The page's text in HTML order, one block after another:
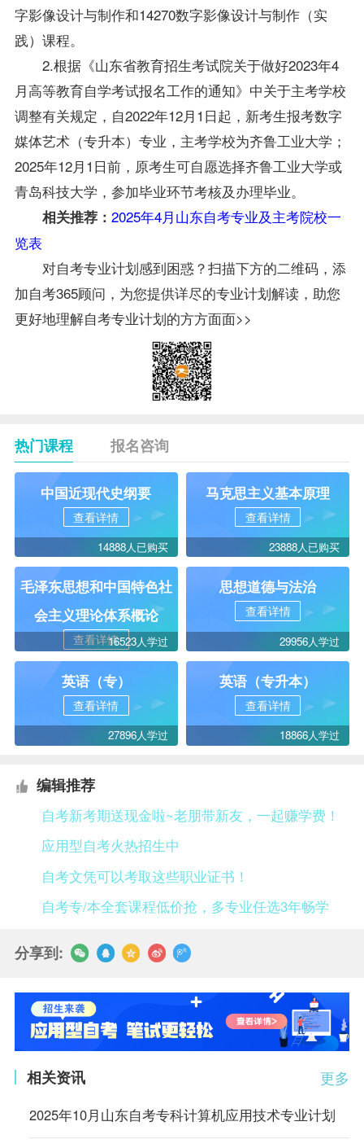
字影像设计与制作和14270数字影像设计与制作（实
践）课程。
2.根据《山东省教育招生考试院关于做好2023年4
月高等教育自学考试报名工作的通知》中关于主考学校
调整有关规定，自2022年12月1日起，新考生报考数字
媒体艺术（专升本）专业，主考学校为齐鲁工业大学；
2025年12月1日前，原考生可自愿选择齐鲁工业大学或
青岛科技大学，参加毕业环节考核及办理毕业。
相关推荐： 2025年4月山东自考专业及主考院校一
览表
对自考专业计划感到困惑？扫描下方的二维码，添
加自考365顾问，为您提供详尽的专业计划解读，助您
更好地理解自考专业计划的方方面面>>
热门课程 报名咨询
中国近现代史纲要
查看详情
14888人已购买
马克思主义基本原理
查看详情
23888人已购买
毛泽东思想和中国特色社
会主义理论体系概论
查看详情16523人学过
思想道德与法治
查看详情
29956人学过
英语（专）
查看详情
27896人学过
英语（专升本）
查看详情
18866人学过
编辑推荐
自考新考期送现金啦~老朋带新友，一起赚学费！
应用型自考火热招生中
自考文凭可以考取这些职业证书！
自考专/本全套课程低价抢，多专业任选3年畅学
分享到:
更多
相关资讯
2025年10月山东自考专科计算机应用技术专业计划